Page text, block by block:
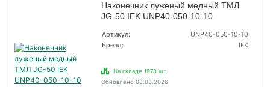
Наконечник луженый медный ТМЛ
JG-50 IEK UNP40-050-10-10
Артикул:
UNP40-050-10-10
Бренд:
IEK
На складе 1978 шт.
Обновлено 08.08.2026